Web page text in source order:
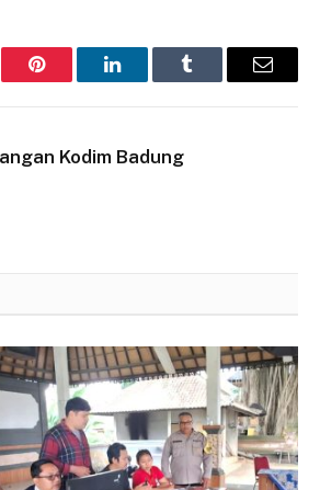
Pinterest LinkedInTumblr Email
Kodim Badung